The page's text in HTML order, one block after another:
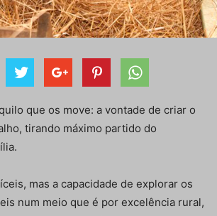
que os move: a vontade de criar o
tirando máximo partido do
mas a capacidade de explorar os
num meio que é por excelência rural,